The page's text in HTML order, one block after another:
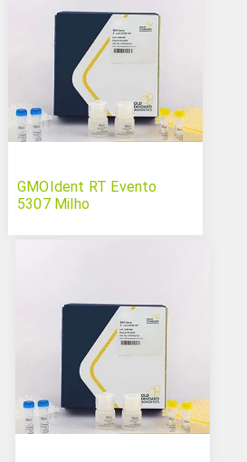
GMOIdent RT Evento
5307 Milho